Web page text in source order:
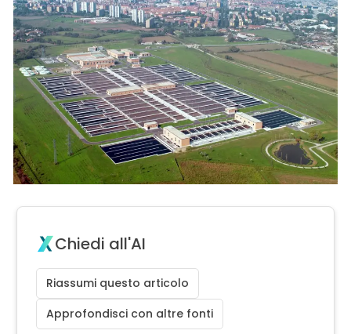
Chiedi all'AI
Riassumi questo articolo
Approfondisci con altre fonti